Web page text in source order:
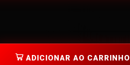
ADICIONAR AO CARRINHO